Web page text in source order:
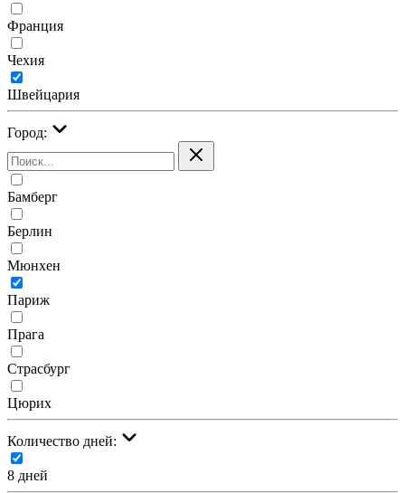
Франция
Чехия
Швейцария
Город:
Бамберг
Берлин
Мюнхен
Париж
Прага
Страсбург
Цюрих
Количество дней:
8 дней